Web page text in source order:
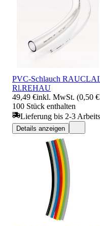
PVC-Schlauch
Rl.REHAU
49,49 €inkl. MwSt. (0,50
100 Stück enthalten
Lieferung bis 2-3
Details anzeigen